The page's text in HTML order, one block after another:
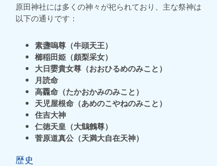
原田神社には多くの神々が祀られており、主な祭神は
以下の通りです：
素盞嗚尊（牛頭天王）
櫛稲田姫（頗梨采女）
大日孁貴女尊（おおひるめのみこと）
月読命
高龗命（たかおかみのみこと）
天児屋根命（あめのこやねのみこと）
住吉大神
仁徳天皇（大鷦鷯尊）
菅原道真公（天満大自在天神）
歴史